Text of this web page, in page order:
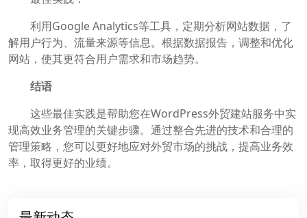
利用Google Analytics等工具，定期分析网站数据，了
解用户行为、流量来源等信息。根据数据报告，调整和优化
网站，使其更符合用户需求和市场趋势。
结语
这些最佳实践是帮助您在WordPress外贸建站服务中实
现高效业务管理的关键步骤。通过整合先进的技术和合理的
管理策略，您可以更好地应对外贸市场的挑战，提高业务效
率，取得更好的业绩。